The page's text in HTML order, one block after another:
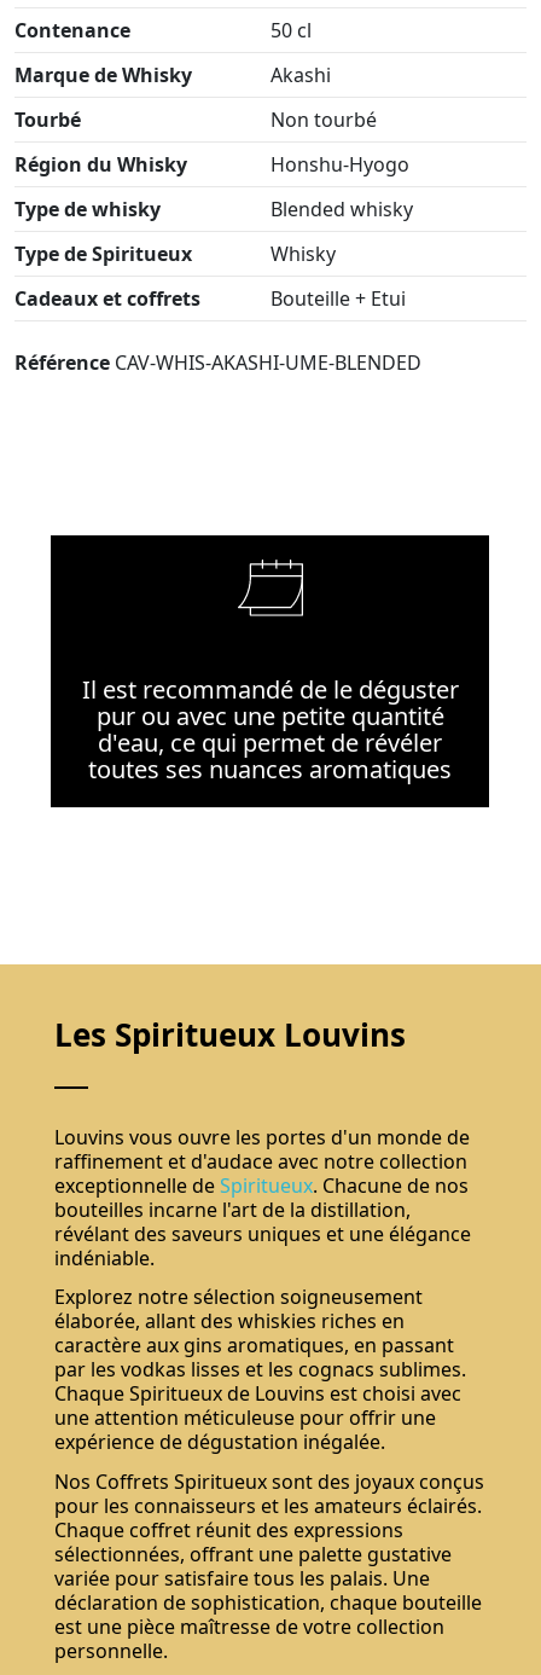
Contenance
50 cl
Marque de Whisky
Akashi
Tourbé
Non tourbé
Région du Whisky
Honshu-Hyogo
Type de whisky
Blended whisky
Type de Spiritueux
Whisky
Cadeaux et coffrets
Bouteille + Etui
Référence CAV-WHIS-AKASHI-UME-BLENDED
Il est recommandé de le déguster
pur ou avec une petite quantité
d'eau, ce qui permet de révéler
toutes ses nuances aromatiques
Les Spiritueux Louvins
Louvins vous ouvre les portes d'un monde de
raffinement et d'audace avec notre collection
exceptionnelle deSpiritueux. Chacune de nos
bouteilles incarne l'art de la distillation,
révélant des saveurs uniques et une élégance
indéniable.
Explorez notre sélection soigneusement
élaborée, allant des whiskies riches en
caractère aux gins aromatiques, en passant
par les vodkas lisses et les cognacs sublimes.
Chaque Spiritueux de Louvins est choisi avec
une attention méticuleuse pour offrir une
expérience de dégustation inégalée.
Nos Coffrets Spiritueux sont des joyaux conçus
pour les connaisseurs et les amateurs éclairés.
Chaque coffret réunit des expressions
sélectionnées, offrant une palette gustative
variée pour satisfaire tous les palais. Une
déclaration de sophistication, chaque bouteille
est une pièce maîtresse de votre collection
personnelle.